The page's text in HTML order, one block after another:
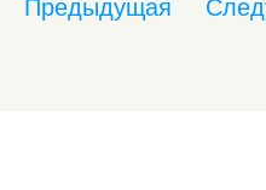
Предыдущая